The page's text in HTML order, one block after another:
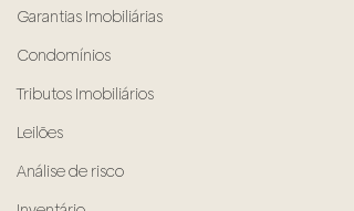
Garantias Imobiliárias
Condomínios
Tributos Imobiliários
Leilões
Análise de risco